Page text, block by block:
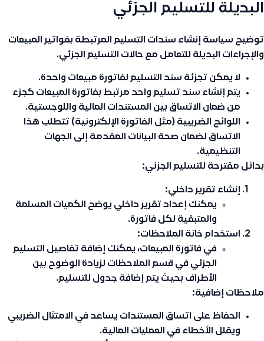
البديلة للتسليم الجزئي
توضيح سياسة إنشاء سندات التسليم المرتبطة بفواتير المبيعات
والإجراءات البديلة للتعامل مع حالات التسليم الجزئي.
لا يمكن تجزئة سند التسليم لفاتورة مبيعات واحدة.
يتم إنشاء سند تسليم واحد مرتبط بفاتورة المبيعات كجزء
من ضمان الاتساق بين المستندات المالية واللوجستية.
اللوائح الضريبية (مثل الفاتورة الإلكترونية) تتطلب هذا
الاتساق لضمان صحة البيانات المقدمة إلى الجهات
التنظيمية.
بدائل مقترحة للتسليم الجزئي:
إنشاء تقرير داخلي:
يمكنك إعداد تقرير داخلي يوضح الكميات المسلمة
والمتبقية لكل فاتورة.
استخدام خانة الملاحظات:
في فاتورة المبيعات، يمكنك إضافة تفاصيل التسليم
الجزئي في قسم الملاحظات لزيادة الوضوح بين
الأطراف بحيث يتم إضافة جدول للتسليم.
ملاحظات إضافية:
الحفاظ على اتساق المستندات يساعد في الامتثال الضريبي
ويقلل الأخطاء في العمليات المالية.